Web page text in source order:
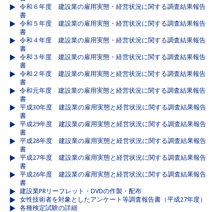
令和６年度 建設業の雇用実態・経営状況に関する調査結果報告
書
令和５年度 建設業の雇用実態・経営状況に関する調査結果報告
書
令和４年度 建設業の雇用実態・経営状況に関する調査結果報告
書
令和３年度 建設業の雇用実態・経営状況に関する調査結果報告
書
令和２年度 建設業の雇用実態と経営状況に関する調査結果報告
書
令和元年度 建設業の雇用実態と経営状況に関する調査結果報告
書
平成30年度 建設業の雇用実態と経営状況に関する調査結果報告
書
平成29年度 建設業の雇用実態と経営状況に関する調査結果報告
書
平成28年度 建設業の雇用実態と経営状況に関する調査結果報告
書
平成27年度 建設業の雇用実態と経営状況に関する調査結果報告
書
平成26年度 建設業の雇用実態と経営状況に関する調査結果報告
書
建設業PRリーフレット・DVDの作製・配布
女性技術者を対象としたアンケート等調査報告書（平成27年度）
各種検定試験の詳細